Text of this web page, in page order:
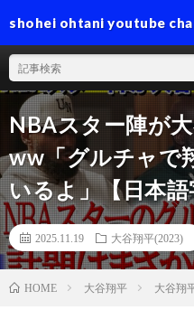
shohei ohtani youtube
NBAスター陣が
ww「グルチャで
いるよ」【日本
2025.11.19 大谷翔平(2023)
HOME 大谷翔平 大谷翔